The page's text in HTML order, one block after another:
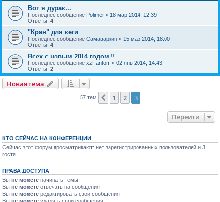
Вот я дурак...
Последнее сообщение Polimer « 18 мар 2014, 12:39
Ответы: 4
"Кран" для кеги
Последнее сообщение Самаваркин « 15 мар 2014, 18:00
Ответы: 4
Всех с новым 2014 годом!!!
Последнее сообщение xzFantom « 02 янв 2014, 14:43
Ответы: 2
Новая тема
57 тем Пред.
1 2 3
Перейти
КТО СЕЙЧАС НА КОНФЕРЕНЦИИ
Сейчас этот форум просматривают: нет зарегистрированных пользователей и 3
гостя
ПРАВА ДОСТУПА
Вы не можете начинать темы
Вы не можете отвечать на сообщения
Вы не можете редактировать свои сообщения
Вы не можете удалять свои сообщения